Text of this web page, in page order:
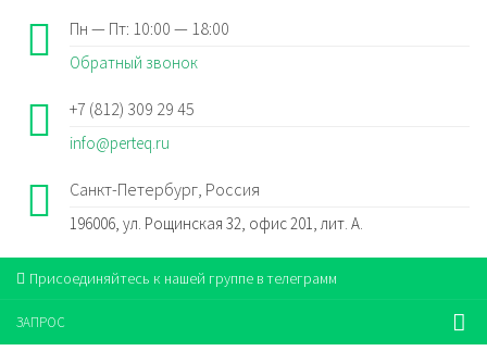
Пн — Пт: 10:00 — 18:00
Обратный звонок
+7 (812) 309 29 45
info@perteq.ru
Санкт-Петербург, Россия
196006, ул. Рощинская 32, офис 201, лит. А.
Присоединяйтесь к нашей группе в телеграмм
ЗАПРОС